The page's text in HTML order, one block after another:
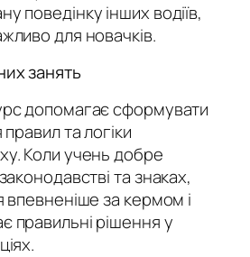
поведінку інших водіїв,
для новачків.
занять
допомагає сформувати
та логіки
Коли учень добре
та знаках,
впевненіше за кермом і
правильні рішення у